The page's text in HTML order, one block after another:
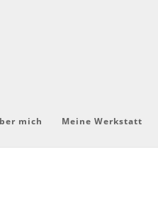
mich Meine Werkstatt